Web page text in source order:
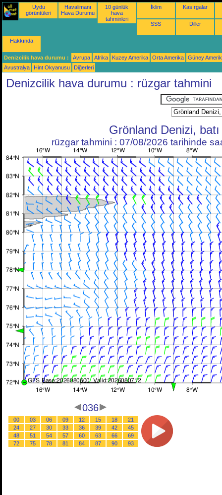
Uydu
görüntüleri
Havalimanı
Hava Durumu
10 günlük
hava
tahminleri
İklim Kasırgalar
SSS Diller
Hakkında
Denizcilik hava durumu : Avrupa Afrika Kuzey Amerika Orta Amerika
Güney
Avustralya
Hint Okyanusu Diğerleri
Denizcilik hava durumu : rüzgar tahmini
Grönland Denizi, batı
rüzgar tahmini : 07/08/2026 tarihinde
036
00 03 06 09 12 15 18
21
24
27 30 33 36 39 42
45
48
51 54 57 60 63 66
69
72
75 78 81 84 87 90 93